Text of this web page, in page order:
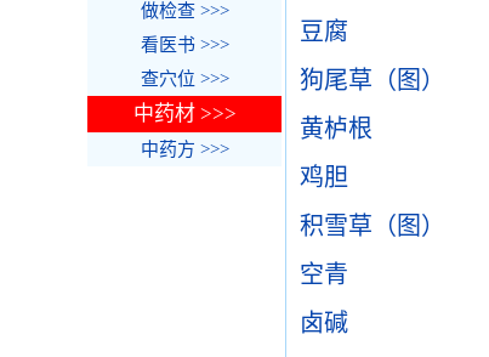
豆腐
狗尾草（图）
黄栌根
鸡胆
积雪草（图）
空青
卤碱
做检查 >>>
看医书 >>>
查穴位 >>>
中药材 >>>
中药方 >>>